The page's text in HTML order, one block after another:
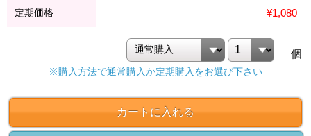
定期価格 ¥1,080
個
※購入方法で通常購入か定期購入をお選び下さい
カートに入れる